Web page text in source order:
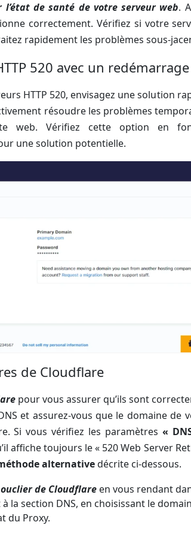
l’état de santé de votre serveur web.
correctement. Vérifiez si votre
rapidement les problèmes sous-
520 avec un
HTTP 520, envisagez une solution
résoudre les problèmes
web. Vérifiez cette option en
une solution potentielle.
de Cloudflare
pour vous assurer qu’ils sont
et assurez-vous que le domaine de
Si vous vérifiez les paramètres «
affiche toujours le « 520 Web Server
alternativedécrite ci-dessous.
de Cloudflare en vous rendant
la section DNS, en choisissant le
du Proxy.